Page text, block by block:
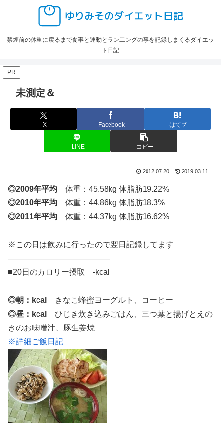
禁煙前の体重に戻るまで食事と運動とラン二ングの事を記録しまくるダイエッ
ト日記
PR
未測定＆
X Facebook はてブ
LINE コピー
2012.07.20 2019.03.11
◎2009年平均 体重：45.58kg 体脂肪19.22%
◎2010年平均 体重：44.86kg 体脂肪18.3%
◎2011年平均 体重：44.37kg 体脂肪16.62%
※この日は飲みに行ったので翌日記録してます
—————————————
■20日のカロリー摂取 -kcal
◎朝：kcal
きなこ蜂蜜ヨーグルト、コーヒー
◎昼：kcal
ひじき炊き込みごはん、三つ葉と揚げとえの
きのお味噌汁、豚生姜焼
※詳細ご飯日記